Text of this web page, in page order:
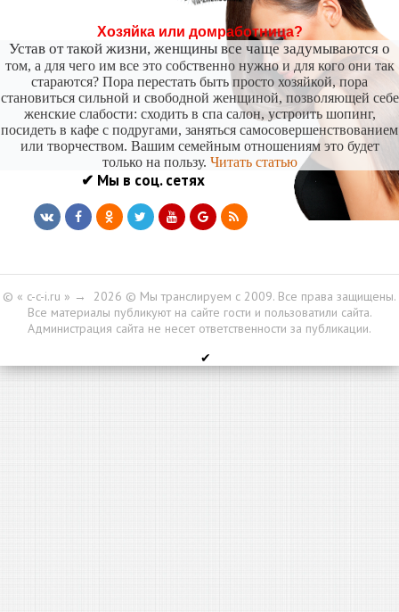
-- Люблю давать советы и очень не люблю, когда их дают мне.
Хозяйка или домработница?
Устав от такой жизни, женщины все чаще задумываются о
том, а для чего им все это собственно нужно и для кого они так
стараются? Пора перестать быть просто хозяйкой, пора
становиться сильной и свободной женщиной, позволяющей себе
женские слабости: сходить в спа салон, устроить шопинг,
посидеть в кафе с подругами, заняться самосовершенствованием
или творчеством. Вашим семейным отношениям это будет
только на пользу. Читать статью
✔ Мы в соц. сетях
© « c-c-i.ru » → 2026 © Мы транслируем с 2009. Все права защищены.
Все материалы публикуют на сайте гости и пользоватили сайта.
Администрация сайта не несет ответственности за публикации.
✔